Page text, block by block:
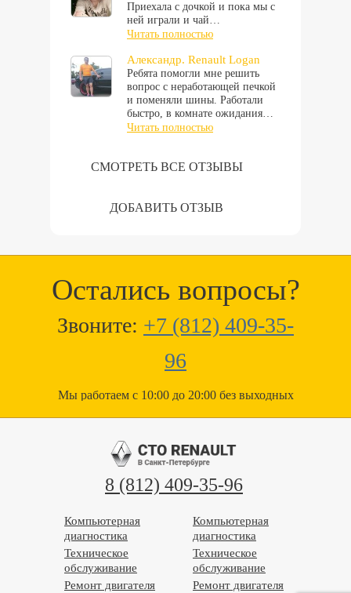
Приехала с дочкой и пока мы с
ней играли и чай…
Читать полностью
Александр. Renault Logan
Ребята помогли мне решить
вопрос с неработающей печкой
и поменяли шины. Работали
быстро, в комнате ожидания…
Читать полностью
СМОТРЕТЬ ВСЕ ОТЗЫВЫ
ДОБАВИТЬ ОТЗЫВ
Остались вопросы?
Звоните: +7 (812) 409-35-
96
Мы работаем с 10:00 до 20:00 без выходных
8 (812) 409-35-96
Компьютерная
диагностика
Техническое
обслуживание
Ремонт двигателя
Компьютерная
диагностика
Техническое
обслуживание
Ремонт двигателя